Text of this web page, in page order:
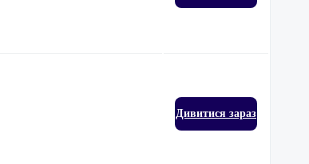
Дивитися зараз